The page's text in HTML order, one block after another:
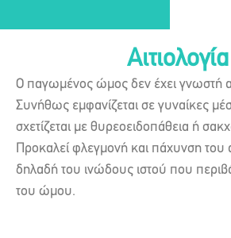
Αιτιολογία
Ο παγωμένος ώμος δεν έχει γνωστή
Συνήθως εμφανίζεται σε γυναίκες
σχετίζεται με θυρεοειδοπάθεια ή
Προκαλεί φλεγμονή και πάχυνση
δηλαδή του ινώδους ιστού που
του ώμου.